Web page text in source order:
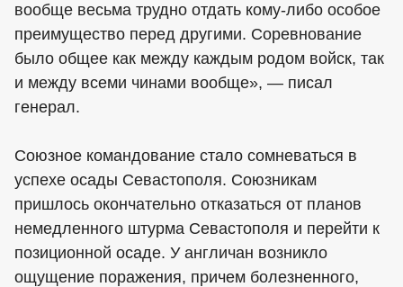
вообще весьма трудно отдать кому-либо особое
преимущество перед другими. Соревнование
было общее как между каждым родом войск, так
и между всеми чинами вообще», — писал
генерал.
Союзное командование стало сомневаться в
успехе осады Севастополя. Союзникам
пришлось окончательно отказаться от планов
немедленного штурма Севастополя и перейти к
позиционной осаде. У англичан возникло
ощущение поражения, причем болезненного,